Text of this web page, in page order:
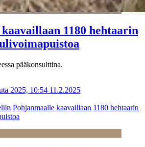
1180 hehtaarin
pääkonsulttina.
2025, 10:54 11.2.2025
Pohjanmaalle kaavaillaan 1180 hehtaarin